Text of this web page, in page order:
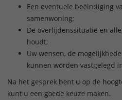
Een eventuele beëindiging
samenwoning;
De overlijdenssituatie en
houdt;
Uw wensen, de
kunnen worden vastgelegd
Na het gesprek bent u op de
kunt u een goede keuze maken.